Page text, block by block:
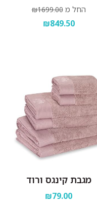
החל מ ₪1699.00
₪849.50
מגבת קינגס ורוד
₪79.00